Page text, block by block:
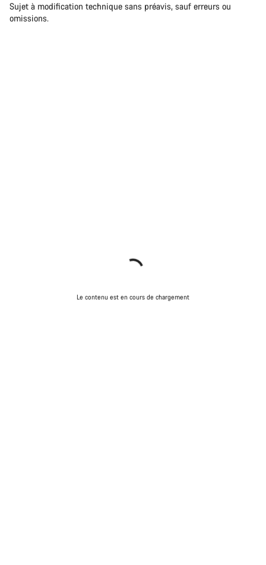
Sujet à modification technique sans préavis, sauf erreurs ou
omissions.
Le contenu est en cours de chargement